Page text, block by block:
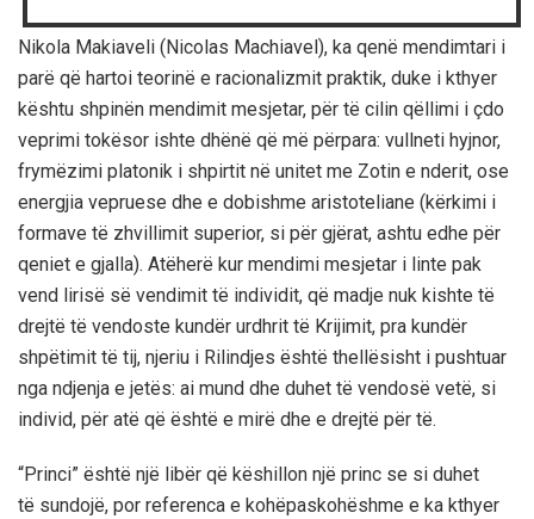
Nikola Makiaveli (Nicolas Machiavel), ka qenë mendimtari i
parë që hartoi teorinë e racionalizmit praktik, duke i kthyer
kështu shpinën mendimit mesjetar, për të cilin qëllimi i çdo
veprimi tokësor ishte dhënë që më përpara: vullneti hyjnor,
frymëzimi platonik i shpirtit në unitet me Zotin e nderit, ose
energjia vepruese dhe e dobishme aristoteliane (kërkimi i
formave të zhvillimit superior, si për gjërat, ashtu edhe për
qeniet e gjalla). Atëherë kur mendimi mesjetar i linte pak
vend lirisë së vendimit të individit, që madje nuk kishte të
drejtë të vendoste kundër urdhrit të Krijimit, pra kundër
shpëtimit të tij, njeriu i Rilindjes është thellësisht i pushtuar
nga ndjenja e jetës: ai mund dhe duhet të vendosë vetë, si
individ, për atë që është e mirë dhe e drejtë për të.
“Princi” është një libër që këshillon një princ se si duhet
të sundojë, por referenca e kohëpaskohëshme e ka kthyer